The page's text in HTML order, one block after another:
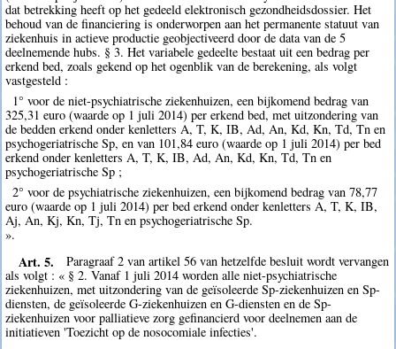
dat betrekking heeft op het gedeeld elektronisch gezondheidsdossier. Het
behoud van de financiering is onderworpen aan het permanente statuut van
ziekenhuis in actieve productie geobjectiveerd door de data van de 5
deelnemende hubs. § 3. Het variabele gedeelte bestaat uit een bedrag per
erkend bed, zoals gekend op het ogenblik van de berekening, als volgt
vastgesteld :
1° voor de niet-psychiatrische ziekenhuizen, een bijkomend bedrag van
325,31 euro (waarde op 1 juli 2014) per erkend bed, met uitzondering van
de bedden erkend onder kenletters A, T, K, IB, Ad, An, Kd, Kn, Td, Tn en
psychogeriatrische Sp, en van 101,84 euro (waarde op 1 juli 2014) per bed
erkend onder kenletters A, T, K, IB, Ad, An, Kd, Kn, Td, Tn en
psychogeriatrische Sp ;
2° voor de psychiatrische ziekenhuizen, een bijkomend bedrag van 78,77
euro (waarde op 1 juli 2014) per bed erkend onder kenletters A, T, K, IB,
Aj, An, Kj, Kn, Tj, Tn en psychogeriatrische Sp.
».
Art. 5.
Paragraaf 2 van artikel 56 van hetzelfde besluit wordt vervangen
als volgt : « § 2. Vanaf 1 juli 2014 worden alle niet-psychiatrische
ziekenhuizen, met uitzondering van de geïsoleerde Sp-ziekenhuizen en Sp-
diensten, de geïsoleerde G-ziekenhuizen en G-diensten en de Sp-
ziekenhuizen voor palliatieve zorg gefinancierd voor deelnemen aan de
initiatieven 'Toezicht op de nosocomiale infecties'.